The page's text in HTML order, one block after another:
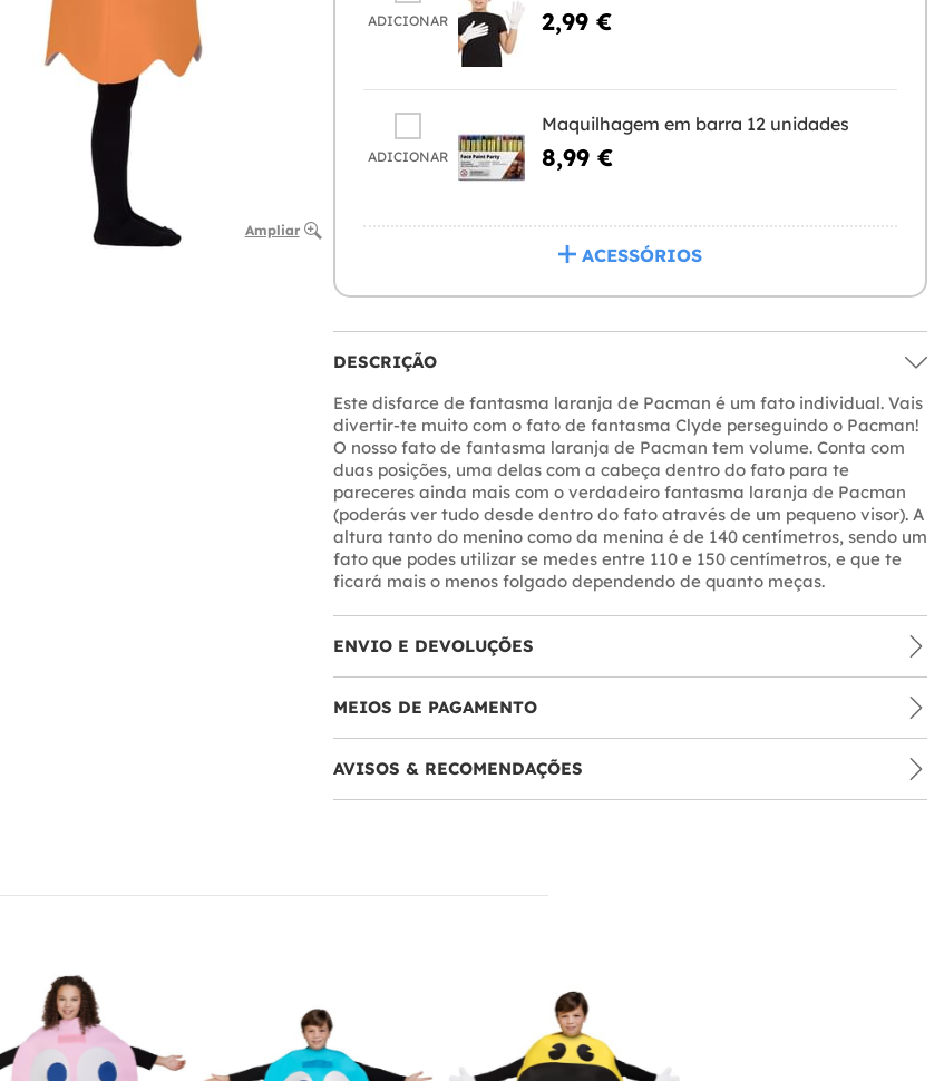
Ampliar
ADICIONAR 2,99 €
ADICIONAR
Maquilhagem em barra 12 unidades
8,99 €
ACESSÓRIOS
DESCRIÇÃO
Este disfarce de fantasma laranja de Pacman é um fato individual. Vais
divertir-te muito com o fato de fantasma Clyde perseguindo o Pacman!
O nosso fato de fantasma laranja de Pacman tem volume. Conta com
duas posições, uma delas com a cabeça dentro do fato para te
pareceres ainda mais com o verdadeiro fantasma laranja de Pacman
(poderás ver tudo desde dentro do fato através de um pequeno visor). A
altura tanto do menino como da menina é de 140 centímetros, sendo um
fato que podes utilizar se medes entre 110 e 150 centímetros, e que te
ficará mais o menos folgado dependendo de quanto meças.
ENVIO E DEVOLUÇÕES
MEIOS DE PAGAMENTO
AVISOS & RECOMENDAÇÕES